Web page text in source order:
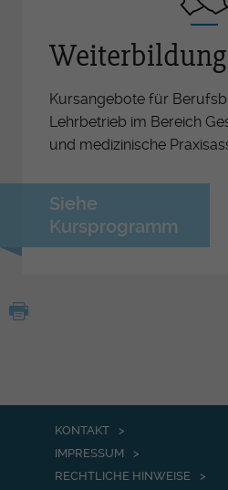
Weiterbildung
Kursangebote für
Lehrbetrieb im Bereich
und medizinische
Siehe
Kursprogramm
KONTAKT
IMPRESSUM
RECHTLICHE HINWEISE